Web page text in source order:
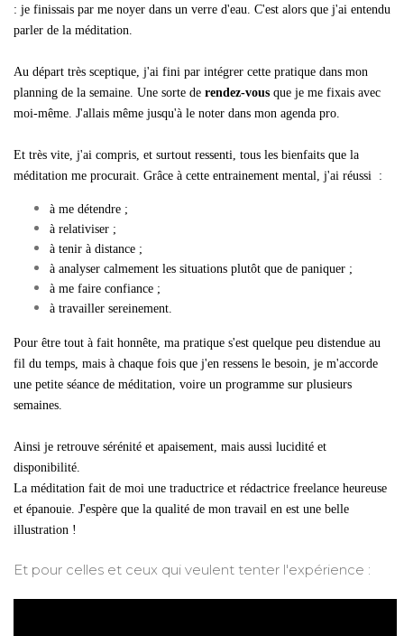
: je finissais par me noyer dans un verre d'eau. C'est alors que j'ai entendu
parler de la méditation.
Au départ très sceptique, j'ai fini par intégrer cette pratique dans mon
planning de la semaine. Une sorte de rendez-vous que je me fixais avec
moi-même. J'allais même jusqu'à le noter dans mon agenda pro.
Et très vite, j'ai compris, et surtout ressenti, tous les bienfaits que la
méditation me procurait. Grâce à cette entrainement mental, j'ai réussi :
à me détendre ;
à relativiser ;
à tenir à distance ;
à analyser calmement les situations plutôt que de paniquer ;
à me faire confiance ;
à travailler sereinement.
Pour être tout à fait honnête, ma pratique s'est quelque peu distendue au
fil du temps, mais à chaque fois que j'en ressens le besoin, je m'accorde
une petite séance de méditation, voire un programme sur plusieurs
semaines.
Ainsi je retrouve sérénité et apaisement, mais aussi lucidité et
disponibilité.
La méditation fait de moi une traductrice et rédactrice freelance heureuse
et épanouie. J'espère que la qualité de mon travail en est une belle
illustration !
Et pour celles et ceux qui veulent tenter l'expérience :